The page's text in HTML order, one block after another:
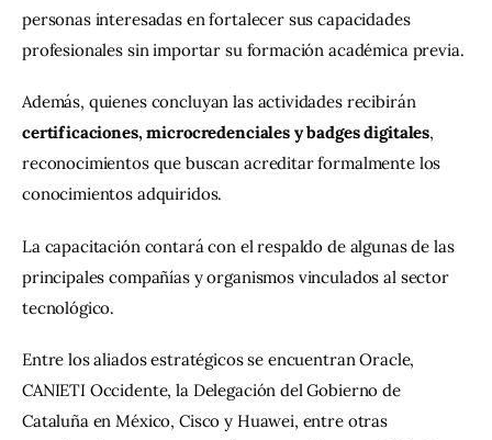
personas interesadas en fortalecer sus capacidades
profesionales sin importar su formación académica previa.
Además, quienes concluyan las actividades recibirán
certificaciones, microcredenciales y badges digitales,
reconocimientos que buscan acreditar formalmente los
conocimientos adquiridos.
La capacitación contará con el respaldo de algunas de las
principales compañías y organismos vinculados al sector
tecnológico.
Entre los aliados estratégicos se encuentran Oracle,
CANIETI Occidente, la Delegación del Gobierno de
Cataluña en México, Cisco y Huawei, entre otras